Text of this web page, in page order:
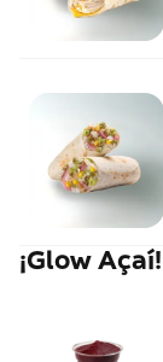
¡Glow Açaí!